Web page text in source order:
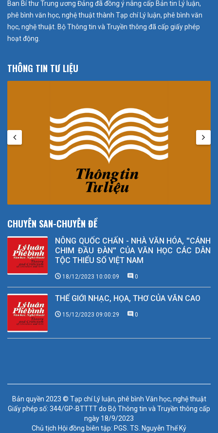
Ban Bí thư Trung ương Đảng đã đồng ý nâng cấp Bản tin Lý luận,
phê bình văn học, nghệ thuật thành Tạp chí Lý luận, phê bình văn
học, nghệ thuật. Bộ Thông tin và Truyền thông đã cấp giấy phép
hoạt động.
THÔNG TIN TƯ LIỆU
CHUYÊN SAN-CHUYÊN ĐỀ
NÔNG QUỐC CHẤN - NHÀ VĂN HÓA, ''CÁNH
CHIM ĐẦU ĐÀN'' CỦA VĂN HỌC CÁC DÂN
TỘC THIỂU SỐ VIỆT NAM
18/12/2023 10:00:09 0
THẾ GIỚI NHẠC, HỌA, THƠ CỦA VĂN CAO
15/12/2023 09:00:29 0
Bản quyền 2023 © Tạp chí Lý luận, phê bình Văn học, nghệ thuật
Giấy phép số: 344/GP-BTTTT do Bộ Thông tin và Truyền thông cấp
ngày 18/9/2023
Chủ tịch Hội đồng biên tập: PGS. TS. Nguyễn Thế Kỷ